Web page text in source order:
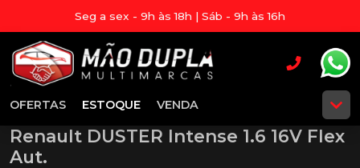
Seg a sex - 9h às 18h | Sáb - 9h às 16h
OFERTAS ESTOQUE VENDA
Renault DUSTER Intense 1.6 16V Flex
Aut.